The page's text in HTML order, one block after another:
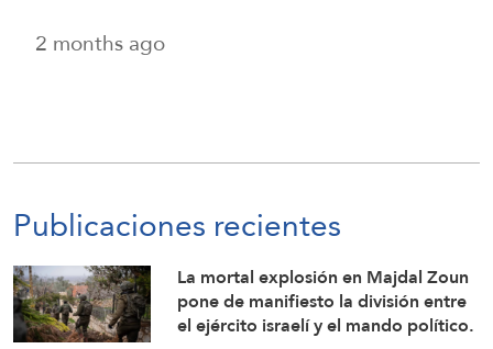
2 months ago
Publicaciones recientes
La mortal explosión en Majdal Zoun
pone de manifiesto la división entre
el ejército israelí y el mando político.